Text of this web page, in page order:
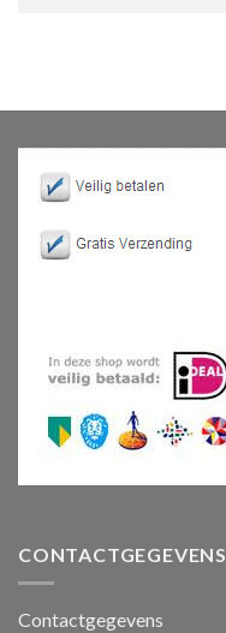
CONTACTGEGEVENS
Contactgegevens